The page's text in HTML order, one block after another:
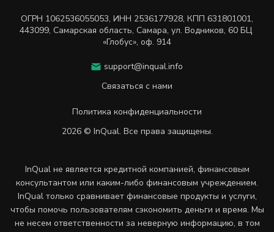
ОГРН 1062536055053, ИНН 2536177928, КПП 631801001,
443099, Самарская область, Самара, ул. Водников, 60 БЦ
«Глобус», оф. 914
support@inqual.info
Связаться с нами
Политика конфиденциальности
2026 © InQual. Все права защищены.
InQual не является кредитной компанией, финансовым
консультантом или каким-либо финансовым учреждением.
InQual только сравнивает финансовые продукты и услуги,
чтобы помочь пользователям сэкономить деньги и время. Мы
не несем ответственности за неверную информацию, в том